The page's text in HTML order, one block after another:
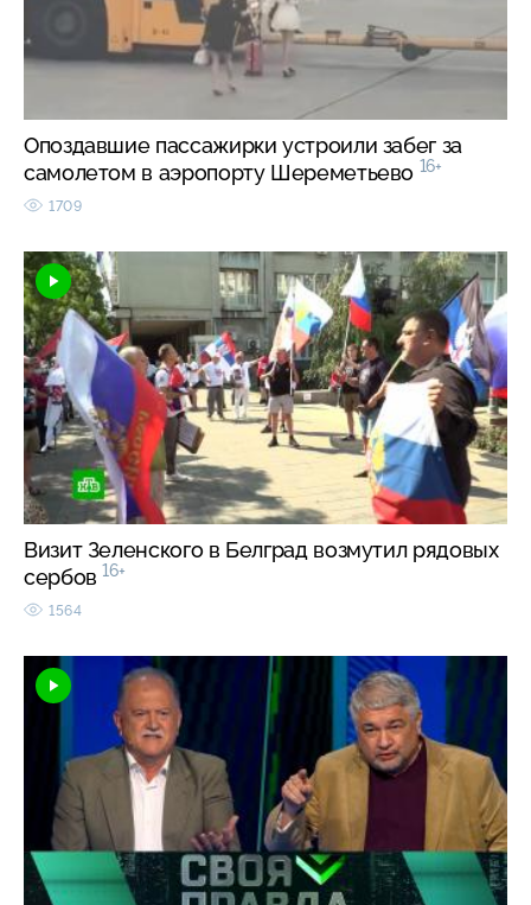
Опоздавшие пассажирки устроили забег за
самолетом в аэропорту Шереметьево 16+
1709
Визит Зеленского в Белград возмутил рядовых
сербов 16+
1564